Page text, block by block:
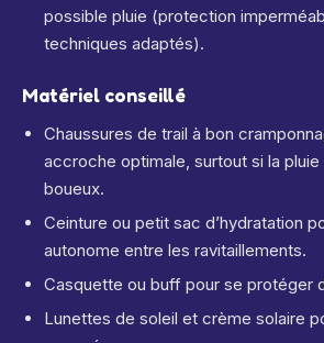
possible pluie (protection
techniques adaptés).
Matériel conseillé
Chaussures de trail à bon
accroche optimale, surtout si la pluie
boueux.
Ceinture ou petit sac d’hydratation
autonome entre les ravitaillements.
Casquette ou buff pour se protéger
Lunettes de soleil et crème solaire